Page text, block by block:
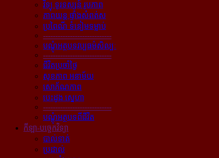
វិទ្យុ ទូរទស្សន៍ រូបភាព
ភាពយន្ដ ផ្ទាំងសំពត់ស
ប្រពៃណី ទំនៀមទម្លាប់
----------------------------
បណ្ដុំអត្ថបទវប្បធម៌សិល្បៈ
----------------------------
ជីវិតប្រចាំថ្ងៃ
សុខភាព អនាម័យ
សោភ័ណភាព
បេះដូង ស្នេហា
----------------------------
បណ្ដុំអត្ថបទពីជីវិត
កីឡា-បច្ចេកវិទ្យា
បាល់ទាត់
ប្រដាល់